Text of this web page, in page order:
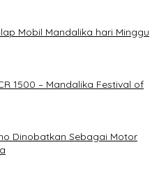
Mobil Mandalika hari Minggu
1500 – Mandalika Festival of
Dinobatkan Sebagai Motor